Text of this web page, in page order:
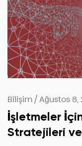
Bilişim/Ağustos 8,
İşletmeler
Stratejileri ve